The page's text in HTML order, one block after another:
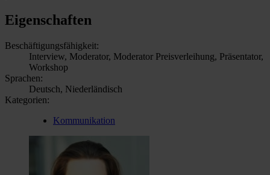
Eigenschaften
Beschäftigungsfähigkeit:
Interview, Moderator, Moderator Preisverleihung, Präsentator,
Workshop
Sprachen:
Deutsch, Niederländisch
Kategorien:
Kommunikation